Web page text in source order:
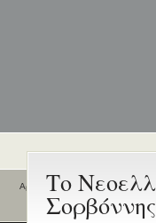
Το
Σορβόννης
Αρχική
Ποιοι είναι εδώ